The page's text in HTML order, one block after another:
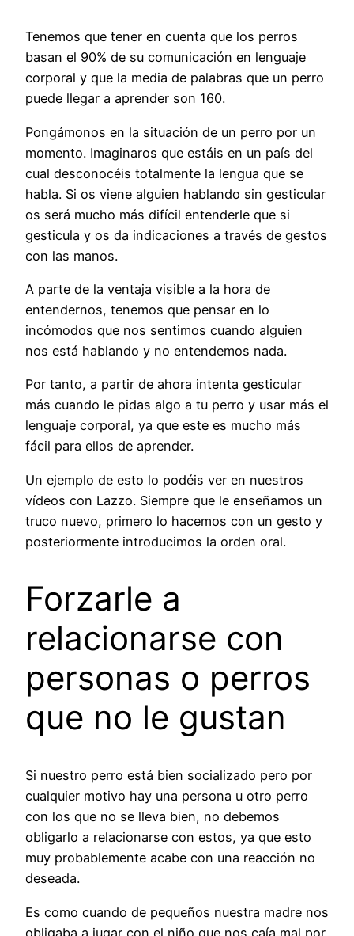
Tenemos que tener en cuenta que los perros
basan el 90% de su comunicación en lenguaje
corporal y que la media de palabras que un perro
puede llegar a aprender son 160.
Pongámonos en la situación de un perro por un
momento. Imaginaros que estáis en un país del
cual desconocéis totalmente la lengua que se
habla. Si os viene alguien hablando sin gesticular
os será mucho más difícil entenderle que si
gesticula y os da indicaciones a través de gestos
con las manos.
A parte de la ventaja visible a la hora de
entendernos, tenemos que pensar en lo
incómodos que nos sentimos cuando alguien
nos está hablando y no entendemos nada.
Por tanto, a partir de ahora intenta gesticular
más cuando le pidas algo a tu perro y usar más el
lenguaje corporal, ya que este es mucho más
fácil para ellos de aprender.
Un ejemplo de esto lo podéis ver en nuestros
vídeos con Lazzo. Siempre que le enseñamos un
truco nuevo, primero lo hacemos con un gesto y
posteriormente introducimos la orden oral.
Forzarle a
relacionarse con
personas o perros
que no le gustan
Si nuestro perro está bien socializado pero por
cualquier motivo hay una persona u otro perro
con los que no se lleva bien, no debemos
obligarlo a relacionarse con estos, ya que esto
muy probablemente acabe con una reacción no
deseada.
Es como cuando de pequeños nuestra madre nos
obligaba a jugar con el niño que nos caía mal por